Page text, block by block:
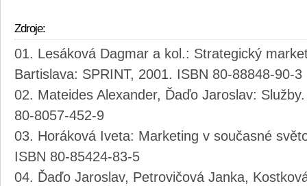
Zdroje:
Lesáková Dagmar a kol.: Strategický
Bartislava: SPRINT, 2001. ISBN 80-88848-90-3
Mateides Alexander, Ďaďo Jaroslav:
80-8057-452-9
Horáková Iveta: Marketing v současné
ISBN 80-85424-83-5
Ďaďo Jaroslav, Petrovičová Janka,